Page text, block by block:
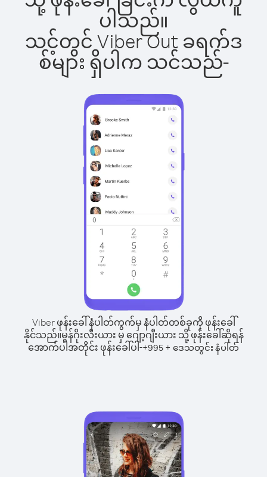
ပါသည်။
သင့်တွင် Viber Out ခရက်ဒ
စ်များ ရှိပါက သင်သည်-
Viber ဖုန်းခေါ်နံပါတ်ကွက်မှ နံပါတ်တစ်ခုကို ဖုန်းခေါ်
နိုင်သည်။မွန်ဂိုးလီးယား မှ ဂျော့ဂျီးယား သို့ ဖုန်းခေါ်ဆိုရန်
အောက်ပါအတိုင်း ဖုန်းခေါ်ပါ-+995 + ဒေသတွင်း နံပါတ်